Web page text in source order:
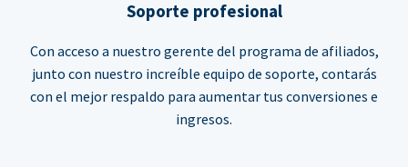
Soporte profesional
Con acceso a nuestro gerente del programa de afiliados,
junto con nuestro increíble equipo de soporte, contarás
con el mejor respaldo para aumentar tus conversiones e
ingresos.